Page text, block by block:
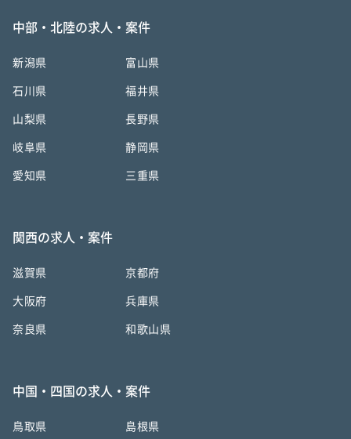
中部・北陸の求人・案件
新潟県 富山県
石川県 福井県
山梨県 長野県
岐阜県 静岡県
愛知県 三重県
関西の求人・案件
滋賀県 京都府
大阪府 兵庫県
奈良県 和歌山県
中国・四国の求人・案件
鳥取県 島根県